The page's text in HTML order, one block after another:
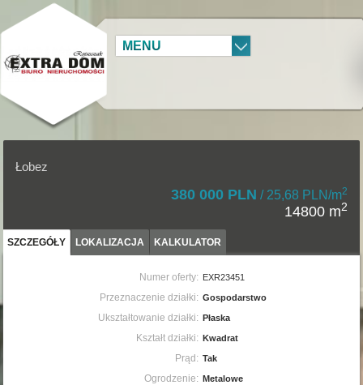
MENU
Łobez
380 000 PLN / 25,68 PLN/m2
14800 m2
SZCZEGÓŁY LOKALIZACJA KALKULATOR
Numer oferty: EXR23451
Przeznaczenie działki: Gospodarstwo
Ukształtowanie działki: Płaska
Kształt działki: Kwadrat
Prąd: Tak
Ogrodzenie: Metalowe